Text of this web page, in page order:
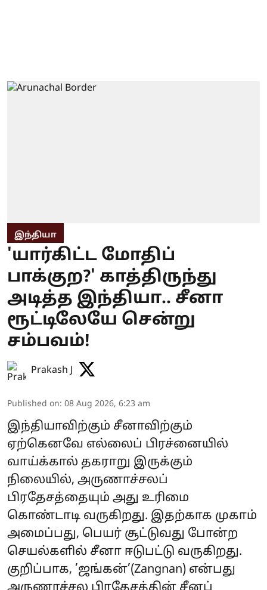
இந்தியா
'யார்கிட்ட மோதிப்
பாக்குற?' காத்திருந்து
அடித்த இந்தியா.. சீனா
ரூட்டிலேயே சென்று
சம்பவம்!
Prakash J
Published on: 08 Aug 2026, 6:23 am
இந்தியாவிற்கும் சீனாவிற்கும்
ஏற்கெனவே எல்லைப் பிரச்னையில்
வாய்க்கால் தகராறு இருக்கும்
நிலையில், அருணாச்சலப்
பிரதேசத்தையும் அது உரிமை
கொண்டாடி வருகிறது. இதற்காக முகாம்
அமைப்பது, பெயர் சூட்டுவது போன்ற
செயல்களில் சீனா ஈடுபட்டு வருகிறது.
குறிப்பாக, ’ஜங்கன்’(Zangnan) என்பது